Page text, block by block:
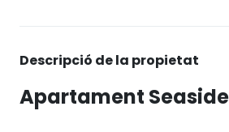
Descripció de la propietat
Apartament